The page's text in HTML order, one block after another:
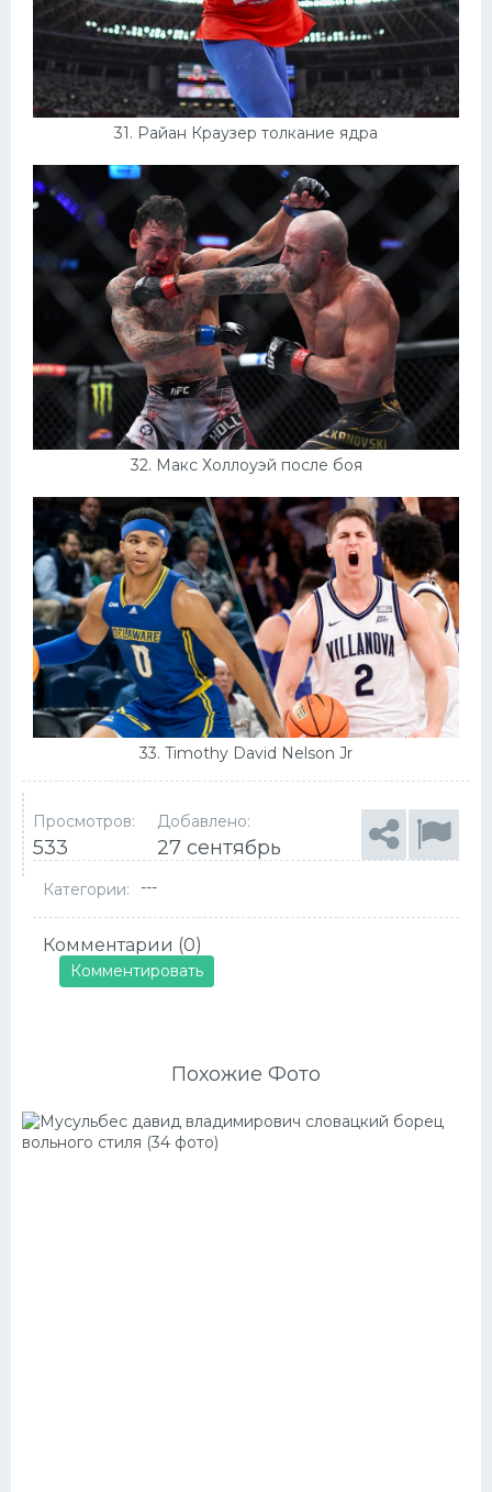
31. Райан Краузер толкание ядра
32. Макс Холлоуэй после боя
33. Timothy David Nelson Jr
Просмотров:
533
Добавлено:
27 сентябрь
Категории: ---
Комментарии (0)
Комментировать
Похожие Фото